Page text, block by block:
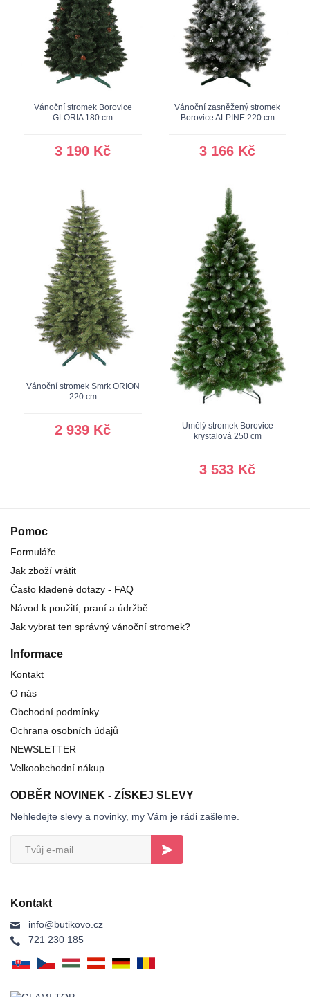
Vánoční stromek Borovice
GLORIA 180 cm
3 190 Kč
Vánoční zasněžený stromek
Borovice ALPINE 220 cm
3 166 Kč
Vánoční stromek Smrk ORION
220 cm
2 939 Kč
Umělý stromek Borovice
krystalová 250 cm
3 533 Kč
Pomoc
Formuláře
Jak zboží vrátit
Často kladené dotazy - FAQ
Návod k použití, praní a údržbě
Jak vybrat ten správný vánoční stromek?
Informace
Kontakt
O nás
Obchodní podmínky
Ochrana osobních údajů
NEWSLETTER
Velkoobchodní nákup
ODBĚR NOVINEK - ZÍSKEJ SLEVY
Nehledejte slevy a novinky, my Vám je rádi zašleme.
Kontakt
info@butikovo.cz
721 230 185